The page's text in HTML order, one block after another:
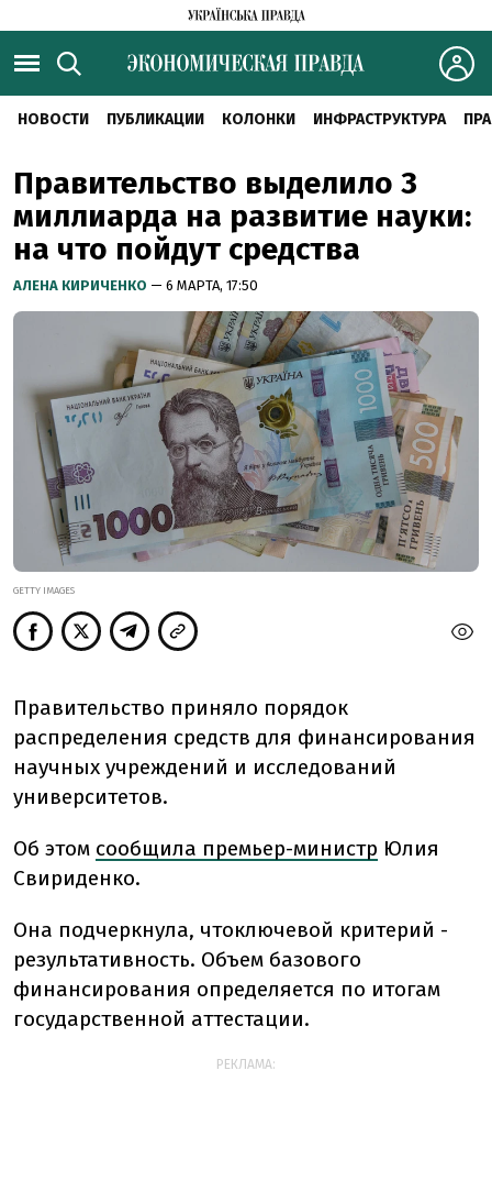
НОВОСТИ ПУБЛИКАЦИИ КОЛОНКИ ИНФРАСТРУКТУРА
Правительство выделило 3
миллиарда на развитие науки:
на что пойдут средства
АЛЕНА КИРИЧЕНКО — 6 МАРТА, 17:50
GETTY IMAGES
Правительство приняло порядок
распределения средств для финансирования
научных учреждений и исследований
университетов.
Об этом сообщила премьер-министр Юлия
Свириденко.
Она подчеркнула, чтоключевой критерий -
результативность. Объем базового
финансирования определяется по итогам
государственной аттестации.
РЕКЛАМА: